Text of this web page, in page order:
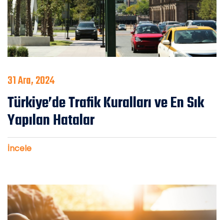
31 Ara, 2024
Türkiye’de Trafik Kuralları ve En Sık
Yapılan Hatalar
İncele